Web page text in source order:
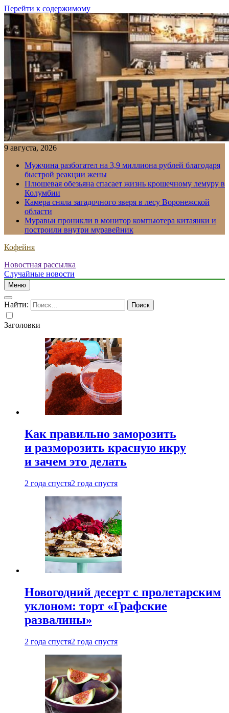
Перейти к содержимому
9 августа, 2026
Мужчина разбогател на 3,9 миллиона рублей благодаря
быстрой реакции жены
Плюшевая обезьяна спасает жизнь крошечному лемуру в
Колумбии
Камера сняла загадочного зверя в лесу Воронежской
области
Муравьи проникли в монитор компьютера китаянки и
построили внутри муравейник
Кофейня
Новостная рассылка
Случайные новости
Меню
Найти:
Заголовки
Как правильно заморозить
и разморозить красную икру
и зачем это делать
2 года спустя2 года спустя
Новогодний десерт с пролетарским
уклоном: торт «Графские
развалины»
2 года спустя2 года спустя